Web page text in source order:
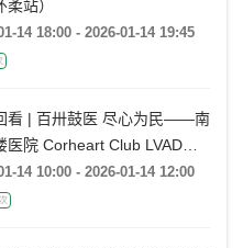
站）
14 18:00 - 2026-01-14 19:45
看 | 百卅鼓医 尽心为民——南
医院 Corheart Club LVAD手
14 10:00 - 2026-01-14 12:00